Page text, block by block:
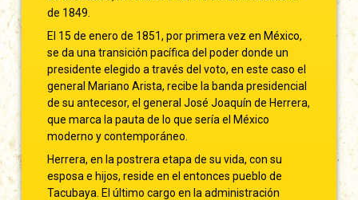
de 1849.
El 15 de enero de 1851, por primera vez en México,
se da una transición pacífica del poder donde un
presidente elegido a través del voto, en este caso el
general Mariano Arista, recibe la banda presidencial
de su antecesor, el general José Joaquín de Herrera,
que marca la pauta de lo que sería el México
moderno y contemporáneo.
Herrera, en la postrera etapa de su vida, con su
esposa e hijos, reside en el entonces pueblo de
Tacubaya. El último cargo en la administración